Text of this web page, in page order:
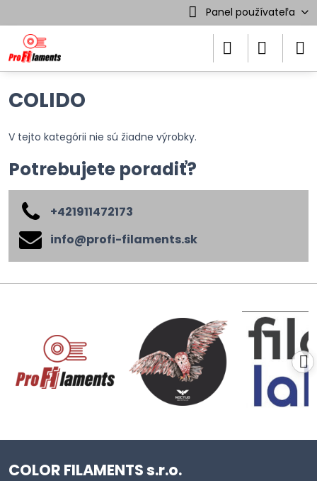
Panel používateľa
COLIDO
V tejto kategórii nie sú žiadne výrobky.
Potrebujete poradiť?
+421911472173
info​@profi-filaments​.sk
COLOR FILAMENTS s.r.o.